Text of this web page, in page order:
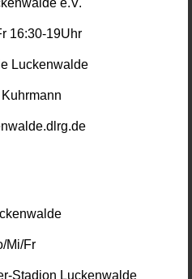
16:30-19Uhr
Luckenwalde
Mi/Fr
Stadion Luckenwalde